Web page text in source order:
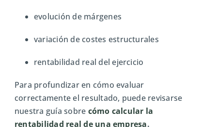
evolución de márgenes
variación de costes estructurales
rentabilidad real del ejercicio
Para profundizar en cómo evaluar
correctamente el resultado, puede revisarse
nuestra guía sobre cómo calcular la
rentabilidad real de una empresa.